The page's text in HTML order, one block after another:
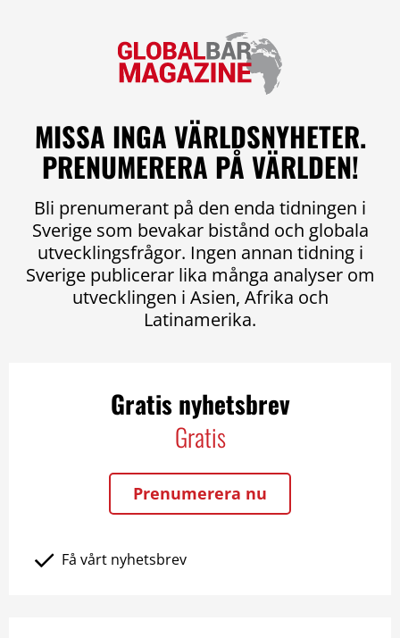
MISSA INGA VÄRLDSNYHETER.
PRENUMERERA PÅ VÄRLDEN!
Bli prenumerant på den enda tidningen i
Sverige som bevakar bistånd och globala
utvecklingsfrågor. Ingen annan tidning i
Sverige publicerar lika många analyser om
utvecklingen i Asien, Afrika och
Latinamerika.
Gratis nyhetsbrev
Gratis
Prenumerera nu
Få vårt nyhetsbrev